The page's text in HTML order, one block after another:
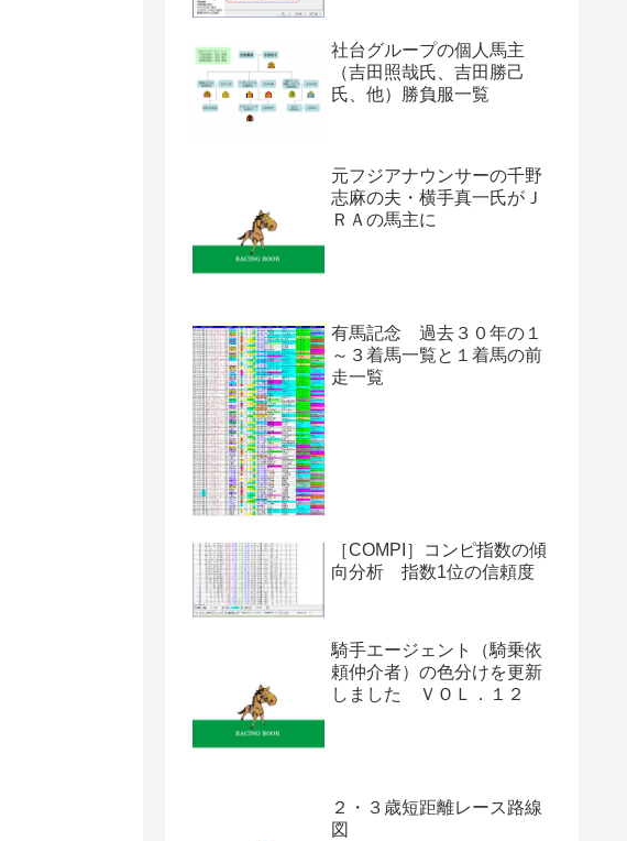
社台グループの個人馬主
（吉田照哉氏、吉田勝己
氏、他）勝負服一覧
元フジアナウンサーの千野
志麻の夫・横手真一氏がＪ
ＲＡの馬主に
有馬記念 過去３０年の１
～３着馬一覧と１着馬の前
走一覧
［COMPI］コンピ指数の傾
向分析 指数1位の信頼度
騎手エージェント（騎乗依
頼仲介者）の色分けを更新
しました ＶＯＬ．１２
２・３歳短距離レース路線
図